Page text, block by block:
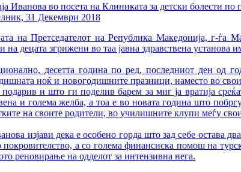
Иванова во посета на Клиниката за детски болести
31 Декември 2018
на Претседателот на Република Македонија, г-ѓа
на децата згрижени во таа јавна здравствена
десетта година по ред, последниот ден од
ноќ и новогодишните празници, наместо во
и што ги поделив барем за миг ја вратија
и голема желба, а тоа е во новата година што
на своите родители, во училишните клупи меѓу
изјави дека е особено горда што зад себе остава
покровителство, а со голема финансиска помош на
реновирање на одделот за интензивна нега.